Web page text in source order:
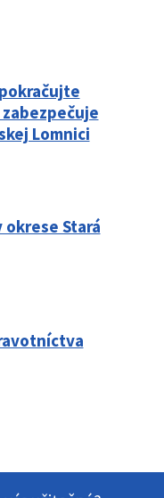
Lomnici
okrese Stará